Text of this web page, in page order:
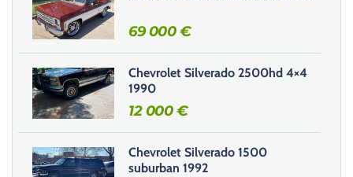
69 000€
Chevrolet Silverado 2500hd 4×4
1990
12 000€
Chevrolet Silverado 1500
suburban 1992